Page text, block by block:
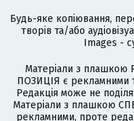
Будь-яке копіювання,
творів та/або
Images -
Матеріали з плашкою
ПОЗИЦІЯ є рекламними
Редакція може не
Матеріали з плашкою
рекламними, проте